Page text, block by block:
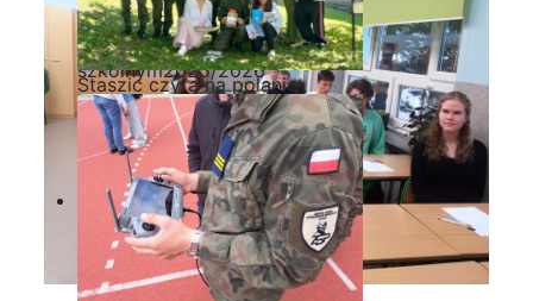
Ostatnia garść certyfikatów
Akademii CISCO w roku
szkolnym2025/2026
Staszic czyta na polanie